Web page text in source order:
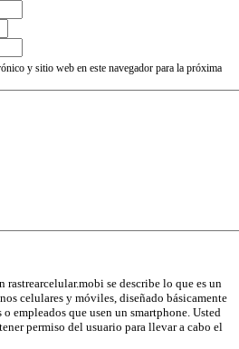
y sitio web en este navegador para la próxima
rastrearcelular.mobi se describe lo que es un
celulares y móviles, diseñado básicamente
empleados que usen un smartphone. Usted
permiso del usuario para llevar a cabo el